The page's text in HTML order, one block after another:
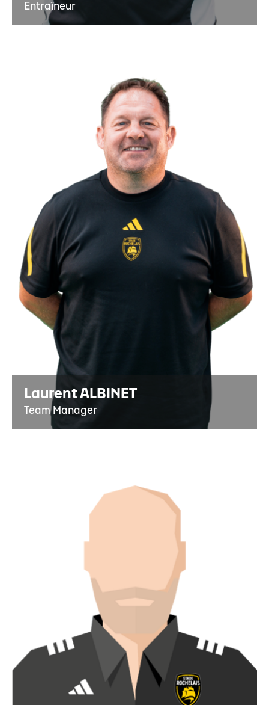
Entraîneur
Laurent ALBINET
Team Manager